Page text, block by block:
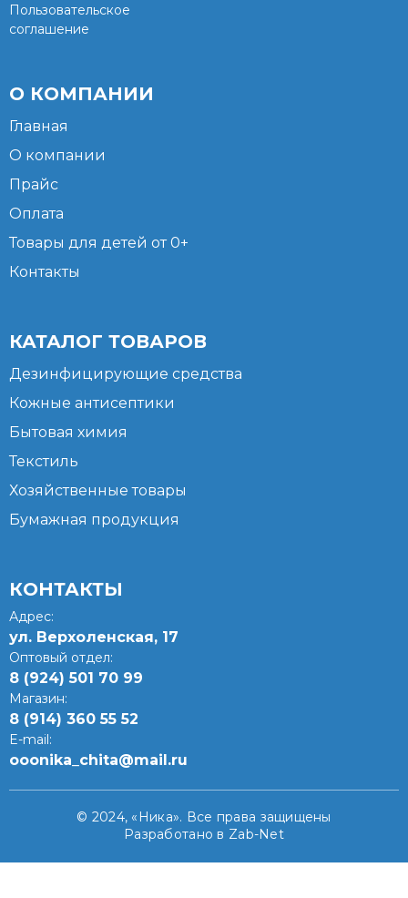
Пользовательское
соглашение
О КОМПАНИИ
Главная
О компании
Прайс
Оплата
Товары для детей от 0+
Контакты
КАТАЛОГ ТОВАРОВ
Дезинфицирующие средства
Кожные антисептики
Бытовая химия
Текстиль
Хозяйственные товары
Бумажная продукция
КОНТАКТЫ
Адрес:
ул. Верхоленская, 17​
Оптовый отдел:
8 (924) 501 70 99
Магазин:
8 (914) 360 55 52
E-mail:
ooonika_chita@mail.ru
© 2024, «Ника». Все права защищены
Разработано в Zab-Net